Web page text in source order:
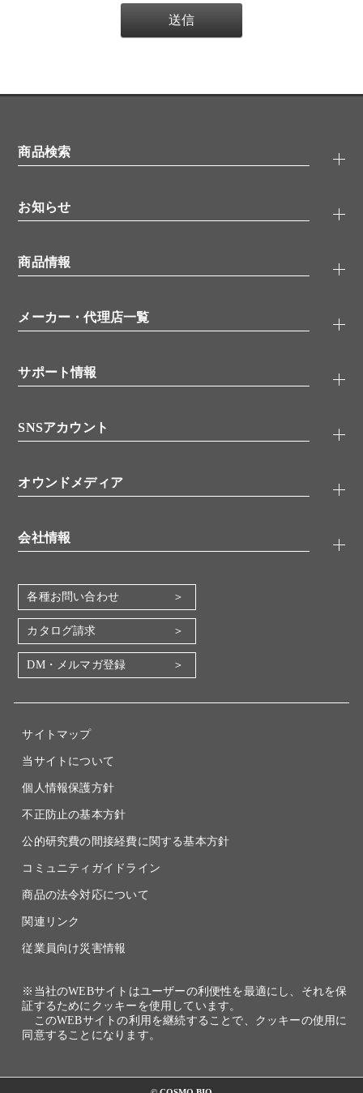
商品検索
タンパク質検索
ELISA/ELISpot検索
品番検索
お知らせ
無料サンプル
ウェビナー （オンラインセミナー）
学会・展示スケジュール
商品情報
抗体
シグナル伝達
糖類／レクチン
分子生物
バイオメディカル(環境・食品)
機器・消耗品
メーカー・代理店一覧
代理店
サポート情報
アプリケーションノート
書類ダウンロード
SNSアカウント
YouTube
オウンドメディア
会社情報
会社概要
地図・アクセス（本社）
IR情報
電子公告
各種お問い合わせ
カタログ請求
DM・メルマガ登録
サイトマップ
当サイトについて
個人情報保護方針
不正防止の基本方針
公的研究費の間接経費に関する基本方針
コミュニティガイドライン
商品の法令対応について
関連リンク
従業員向け災害情報
※当社のWEBサイトはユーザーの利便性を最適にし、それを保
証するためにクッキーを使用しています。
このWEBサイトの利用を継続することで、クッキーの使用に
同意することになります。